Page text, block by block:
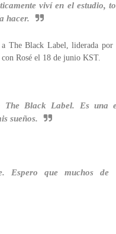
viví en el estudio,
hacer.
a The Black Label, liderada
Rosé el 18 de junio KST.
Black Label. Es una
sueños.
Espero que muchos de